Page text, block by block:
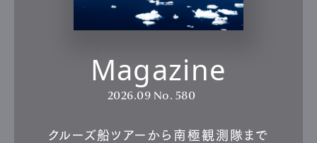
Magazine
2026.09 No. 580
クルーズ船ツアーから南極観測隊まで